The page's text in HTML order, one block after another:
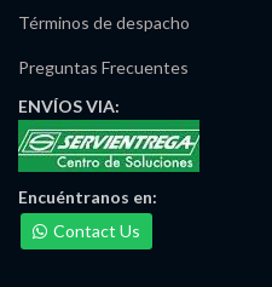
Términos de despacho
Preguntas Frecuentes
ENVÍOSVIA:
Encuéntranos en:
Contact Us